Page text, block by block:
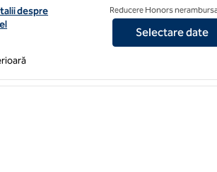
hotelului pentru The Bethesdan Hotel,
despre
Reducere Honors
Selectare date